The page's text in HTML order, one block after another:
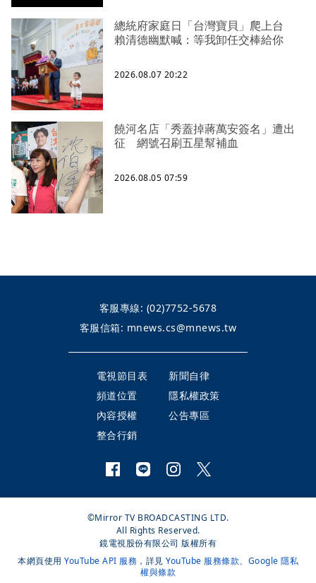
總統府家庭日「台灣寶貝」爬上台
賴清德幽默喊：等我卸任交棒給你
2026.08.07 20:22
饒河名店「秀蓋掉蔣萬安簽名」遭出
征 網號召刷五星幫補血
2026.08.05 07:59
客服專線: (02)7752-5678
客服信箱: mnews.cs@mnews.tw
電視節目表
新聞自律
頻道位置
隱私權政策
內容授權
公告專區
整合行銷
©Mirror TV BROADCASTING LTD.
All Rights Reserved.
鏡電視股份有限公司 版權所有
本網頁使用 YouTube API 服務 ，詳見 YouTube 服務條款、 Google 隱私
權與條款